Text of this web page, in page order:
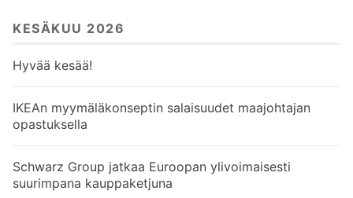
KESÄKUU 2026
Hyvää kesää!
IKEAn myymäläkonseptin salaisuudet maajohtajan
opastuksella
Schwarz Group jatkaa Euroopan ylivoimaisesti
suurimpana kauppaketjuna